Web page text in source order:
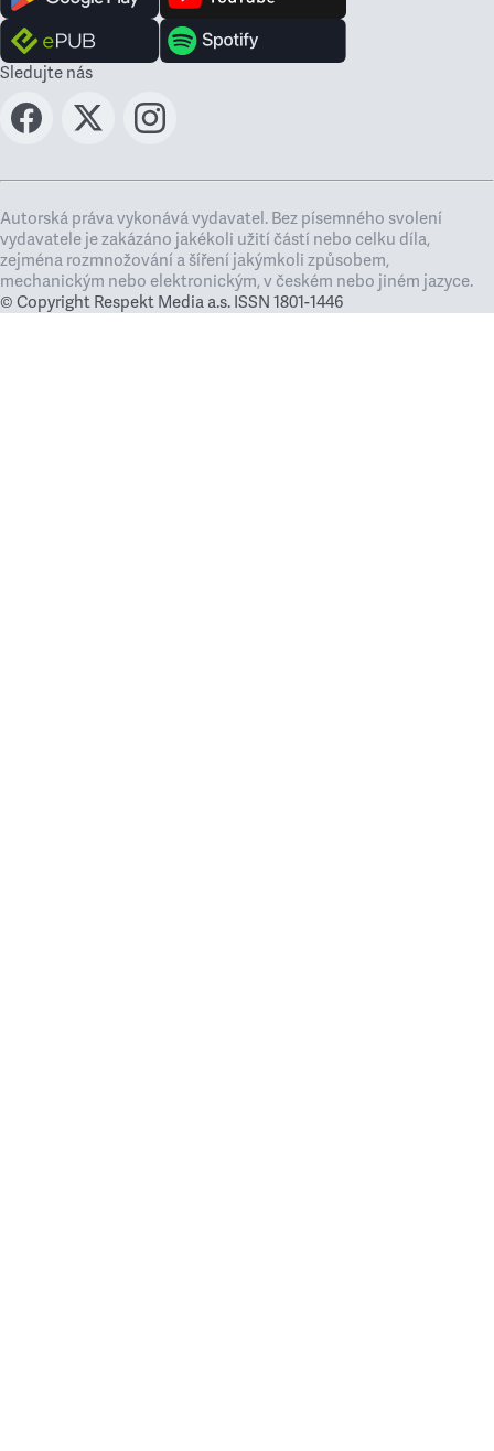
Sledujte nás
Autorská práva vykonává vydavatel. Bez písemného svolení
vydavatele je zakázáno jakékoli užití částí nebo celku díla,
zejména rozmnožování a šíření jakýmkoli způsobem,
mechanickým nebo elektronickým, v českém nebo jiném jazyce.
© Copyright Respekt Media a.s. ISSN 1801-1446